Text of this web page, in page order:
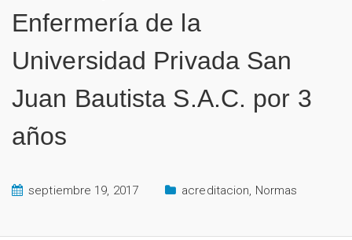
Enfermería de la
Universidad Privada San
Juan Bautista S.A.C. por 3
años
septiembre 19, 2017 acreditacion, Normas